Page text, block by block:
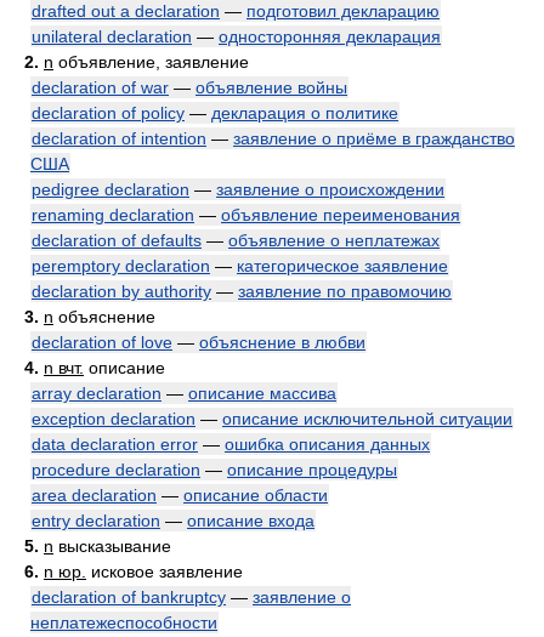
drafted out a declaration — подготовил декларацию
unilateral declaration — односторонняя декларация
2. n объявление, заявление
declaration of war — объявление войны
declaration of policy — декларация о политике
declaration of intention — заявление о приёме в гражданство
США
pedigree declaration — заявление о происхождении
renaming declaration — объявление переименования
declaration of defaults — объявление о неплатежах
peremptory declaration — категорическое заявление
declaration by authority — заявление по правомочию
3. n объяснение
declaration of love — объяснение в любви
4. n вчт. описание
array declaration — описание массива
exception declaration — описание исключительной ситуации
data declaration error — ошибка описания данных
procedure declaration — описание процедуры
area declaration — описание области
entry declaration — описание входа
5. n высказывание
6. n юр. исковое заявление
declaration of bankruptcy — заявление о
неплатежеспособности